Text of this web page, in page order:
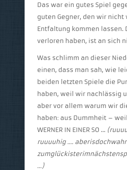
Das war ein gutes Spiel
guten Gegner, den wir
Entfaltung kommen lassen.
verloren haben, ist an sich
Was schlimm an dieser
einen, dass man sah, wie
beiden letzten Spiele die
haben, weil wir nachlässig
aber vor allem warum wir
haben: aus Dummheit – weil
WERNER IN EINER SO …
ruuuuhig ….
…)